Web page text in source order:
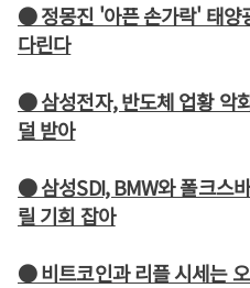
● 정몽진 '아픈 손가락' 태양
다린다
● 삼성전자, 반도체 업황 악
덜 받아
● 삼성SDI, BMW와 폴크스
릴 기회 잡아
● 비트코인과 리플 시세는